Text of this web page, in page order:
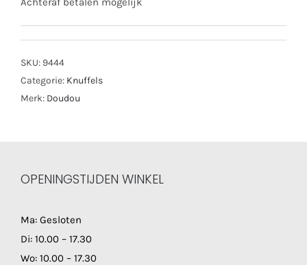
SKU: 9444
Categorie: Knuffels
Merk: Doudou
OPENINGSTIJDEN WINKEL
Ma: Gesloten
Di: 10.00 – 17.30
Wo: 10.00 – 17.30